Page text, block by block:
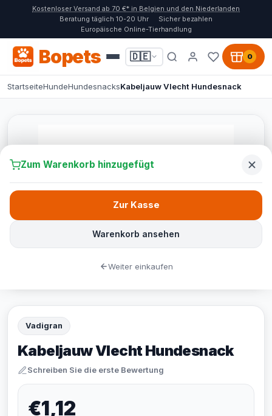
Kostenloser Versand ab 70 €* in Belgien und den Niederlanden
Beratung täglich 10-20 Uhr
Sicher bezahlen
Europäische Online-Tierhandlung
Bopets 🇩🇪 0
StartseiteHundeHundesnacksKabeljauw Vlecht Hundesnack
Vadigran
Kabeljauw Vlecht Hundesnack
Schreiben Sie die erste Bewertung
€1,12
Zum Warenkorb hinzugefügt
Warenkorb ansehen
Zur Kasse
Weiter einkaufen